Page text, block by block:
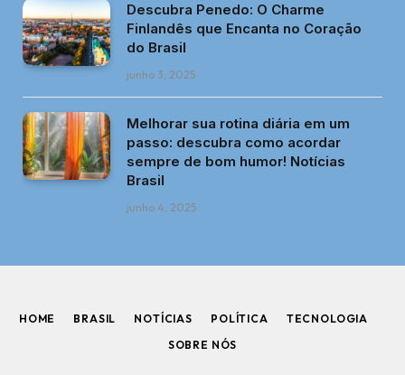
Descubra Penedo: O Charme
Finlandês que Encanta no Coração
do Brasil
junho 3, 2025
Melhorar sua rotina diária em um
passo: descubra como acordar
sempre de bom humor! Notícias
Brasil
junho 4, 2025
HOME BRASIL NOTÍCIAS POLÍTICA
TECNOLOGIA
SOBRE NÓS